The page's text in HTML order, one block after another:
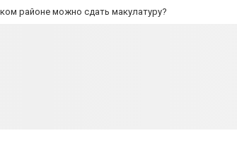
районе можно сдать макулатуру?